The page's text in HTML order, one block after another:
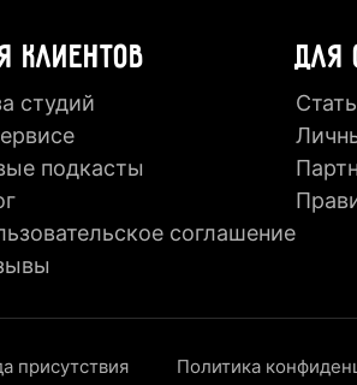
КЛИЕНТОВ
студий
подкасты
соглашение
ДЛЯ
присутствия Политика